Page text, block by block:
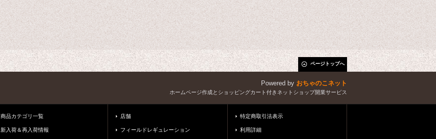
ページトップへ
Powered by おちゃのこネット
ホームページ作成とショッピングカート付きネットショップ開業サービス
商品カテゴリ一覧
新入荷＆再入荷情報
店舗
フィールドレギュレーション
特定商取引法表示
利用詳細